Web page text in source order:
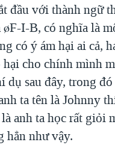
TRANH TẠI DẢI GAZA
ĐAI & CON ĐƯỜNG
THẾ GIỚI
BÌNH - NGƯỜI HẠ 'BÊN
– XƯA VÀ NAY
TRANH AFGHANISTAN
CỘNG HÒA Ở VIỆT NAM
đầu với thành ngữ
øF-I-B, có nghĩa là
có ý ám hại ai cả,
cho chính mình
dụ sau đây, trong
ta tên là Johnny
anh ta học rất giỏi
hẳn như vậy.